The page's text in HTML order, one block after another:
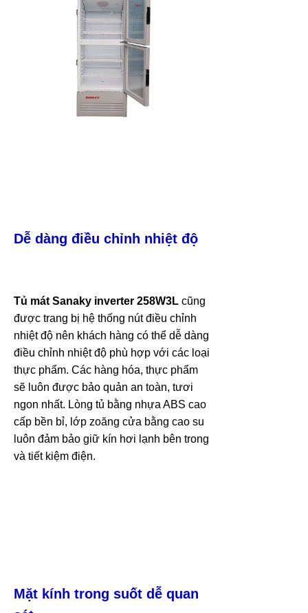
Dễ dàng điều chỉnh nhiệt độ
Tủ mát Sanaky inverter 258W3L cũng
được trang bị hệ thống nút điều chỉnh
nhiệt độ nên khách hàng có thể dễ dàng
điều chỉnh nhiệt độ phù hợp với các loại
thực phẩm. Các hàng hóa, thực phẩm
sẽ luôn được bảo quản an toàn, tươi
ngon nhất. Lòng tủ bằng nhựa ABS cao
cấp bền bỉ, lớp zoăng cửa bằng cao su
luôn đảm bảo giữ kín hơi lạnh bên trong
và tiết kiệm điện.
Mặt kính trong suốt dễ quan